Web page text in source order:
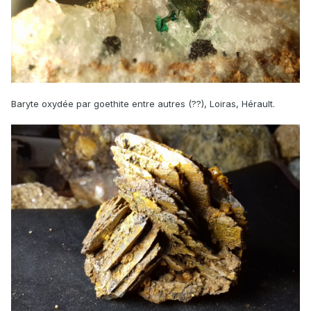
Baryte oxydée par goethite entre autres (??), Loiras, Hérault.